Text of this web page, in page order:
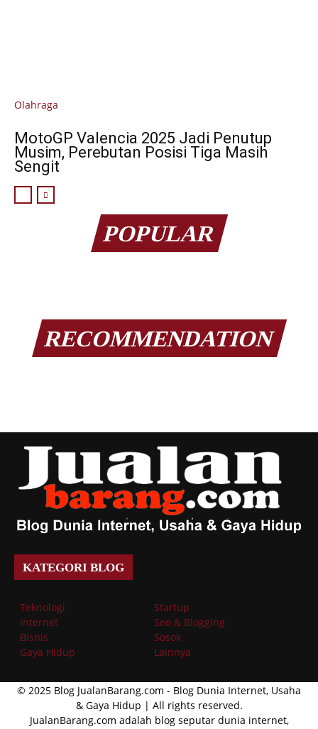
Olahraga
MotoGP Valencia 2025 Jadi Penutup
Musim, Perebutan Posisi Tiga Masih
Sengit
POPULAR
RECOMMENDATION
KATEGORI BLOG
Teknologi
Internet
Bisnis
Gaya Hidup
Startup
Seo & Blogging
Sosok
Lainnya
© 2025 Blog JualanBarang.com - Blog Dunia Internet, Usaha
& Gaya Hidup | All rights reserved.
JualanBarang.com adalah blog seputar dunia internet,